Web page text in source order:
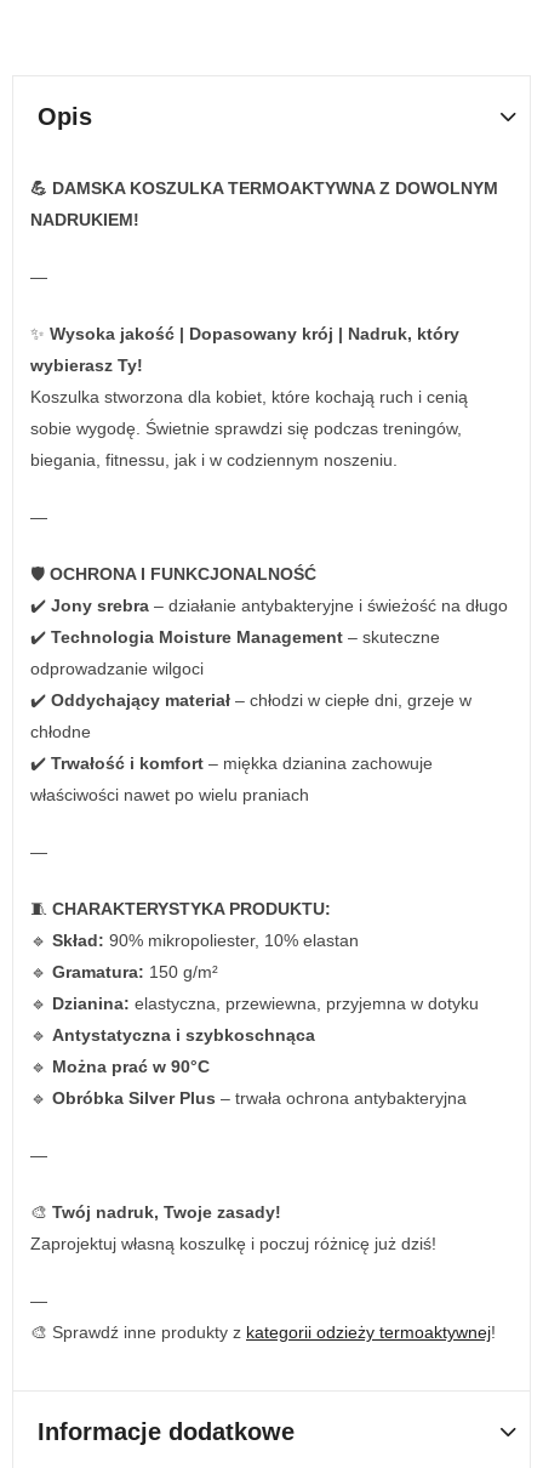
Opis
💪 DAMSKA KOSZULKA TERMOAKTYWNA Z DOWOLNYM
NADRUKIEM!
—
✨ Wysoka jakość | Dopasowany krój | Nadruk, który
wybierasz Ty!
Koszulka stworzona dla kobiet, które kochają ruch i cenią
sobie wygodę. Świetnie sprawdzi się podczas treningów,
biegania, fitnessu, jak i w codziennym noszeniu.
—
🛡️ OCHRONA I FUNKCJONALNOŚĆ
✔️ Jony srebra – działanie antybakteryjne i świeżość na długo
✔️ Technologia Moisture Management – skuteczne
odprowadzanie wilgoci
✔️ Oddychający materiał – chłodzi w ciepłe dni, grzeje w
chłodne
✔️ Trwałość i komfort – miękka dzianina zachowuje
właściwości nawet po wielu praniach
—
🧵 CHARAKTERYSTYKA PRODUKTU:
🔹 Skład: 90% mikropoliester, 10% elastan
🔹 Gramatura: 150 g/m²
🔹 Dzianina: elastyczna, przewiewna, przyjemna w dotyku
🔹 Antystatyczna i szybkoschnąca
🔹 Można prać w 90°C
🔹 Obróbka Silver Plus – trwała ochrona antybakteryjna
—
🎨 Twój nadruk, Twoje zasady!
Zaprojektuj własną koszulkę i poczuj różnicę już dziś!
—
🎨 Sprawdź inne produkty z kategorii odzieży termoaktywnej!
Informacje dodatkowe